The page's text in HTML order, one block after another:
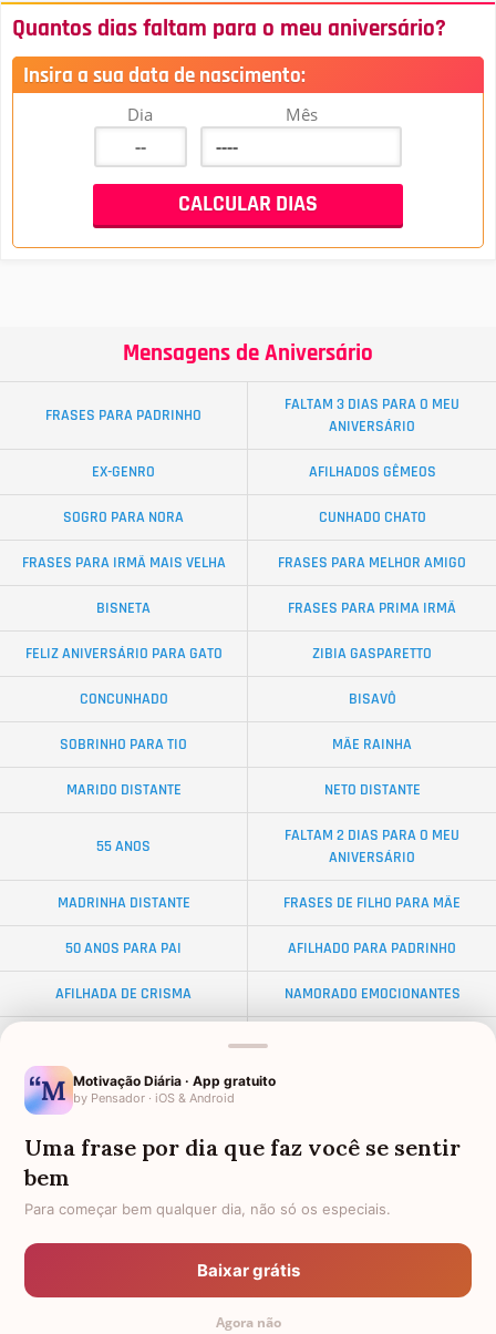
Quantos dias faltam para o meu aniversário?
Insira a sua data de nascimento:
Dia Mês
Mensagens de Aniversário
FRASES PARA PADRINHO
FALTAM 3 DIAS PARA O MEU
ANIVERSÁRIO
EX-GENRO AFILHADOS GÊMEOS
SOGRO PARA NORA CUNHADO CHATO
FRASES PARA IRMÃ MAIS VELHA FRASES PARA MELHOR AMIGO
BISNETA FRASES PARA PRIMA IRMÃ
FELIZ ANIVERSÁRIO PARA GATO ZIBIA GASPARETTO
CONCUNHADO BISAVÔ
SOBRINHO PARA TIO MÃE RAINHA
MARIDO DISTANTE NETO DISTANTE
55 ANOS
FALTAM 2 DIAS PARA O MEU
ANIVERSÁRIO
MADRINHA DISTANTE FRASES DE FILHO PARA MÃE
50 ANOS PARA PAI AFILHADO PARA PADRINHO
AFILHADA DE CRISMA NAMORADO EMOCIONANTES
EX-SOGRO
34 ANOS FRASES PARA AMIGA IRMÃ
FRASES PARA AMIGA EVANGÉLICA
Motivação Diária · App gratuito
by Pensador · iOS & Android
Uma frase por dia que faz você se sentir
bem
Para começar bem qualquer dia, não só os especiais.
Baixar grátis
Agora não